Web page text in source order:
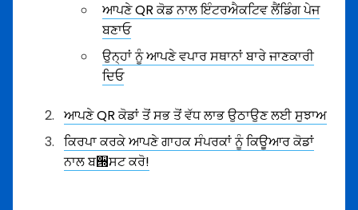
ਆਪਣੇ QR ਕੋਡ ਨਾਲ ਇੰਟਰਐਕਟਿਵ ਲੈਂਡਿੰਗ ਪੇਜ
ਬਣਾਓ
ਉਨ੍ਹਾਂ ਨੂੰ ਆਪਣੇ ਵਪਾਰ ਸਥਾਨਾਂ ਬਾਰੇ ਜਾਣਕਾਰੀ
ਦਿਓ
ਆਪਣੇ QR ਕੋਡਾਂ ਤੋਂ ਸਭ ਤੋਂ ਵੱਧ ਲਾਭ ਉਠਾਉਣ ਲਈ ਸੁਝਾਅ
ਕਿਰਪਾ ਕਰਕੇ ਆਪਣੇ ਗਾਹਕ ਸੰਪਰਕਾਂ ਨੂੰ ਕਿਊਆਰ ਕੋਡਾਂ
ਨਾਲ ਬ੝ਸਟ ਕਰੋ!